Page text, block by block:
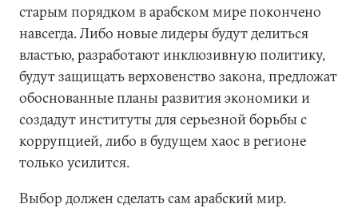
старым порядком в арабском мире покончено
навсегда. Либо новые лидеры будут делиться
властью, разработают инклюзивную политику,
будут защищать верховенство закона, предложат
обоснованные планы развития экономики и
создадут институты для серьезной борьбы с
коррупцией, либо в будущем хаос в регионе
только усилится.
Выбор должен сделать сам арабский мир.